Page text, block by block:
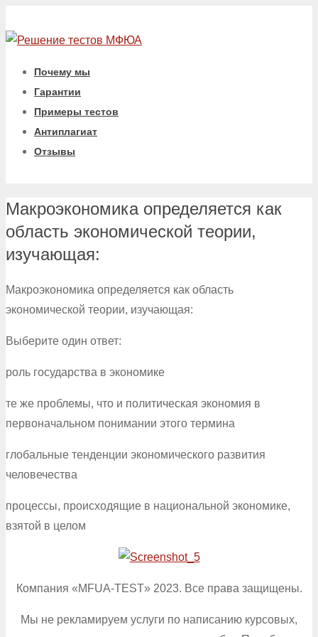
Почему мы
Гарантии
Примеры тестов
Антиплагиат
Отзывы
Макроэкономика определяется как
область экономической теории,
изучающая:
Макроэкономика определяется как область
экономической теории, изучающая:
Выберите один ответ:
роль государства в экономике
те же проблемы, что и политическая экономия в
первоначальном понимании этого термина
глобальные тенденции экономического развития
человечества
процессы, происходящие в национальной экономике,
взятой в целом
Компания «MFUA-TEST» 2023. Все права защищены.
Мы не рекламируем услуги по написанию курсовых,